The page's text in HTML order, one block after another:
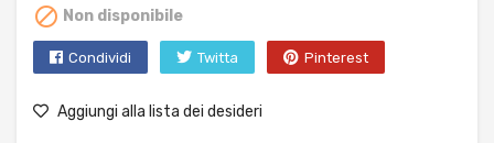
 Non disponibile
Condividi Twitta Pinterest
Aggiungi alla lista dei desideri